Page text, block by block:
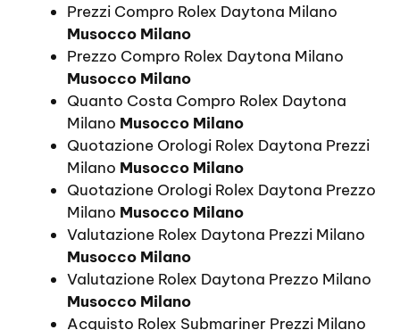
Prezzi Compro Rolex Daytona Milano
Musocco Milano
Prezzo Compro Rolex Daytona Milano
Musocco Milano
Quanto Costa Compro Rolex Daytona
Milano Musocco Milano
Quotazione Orologi Rolex Daytona Prezzi
Milano Musocco Milano
Quotazione Orologi Rolex Daytona Prezzo
Milano Musocco Milano
Valutazione Rolex Daytona Prezzi Milano
Musocco Milano
Valutazione Rolex Daytona Prezzo Milano
Musocco Milano
Acquisto Rolex Submariner Prezzi Milano